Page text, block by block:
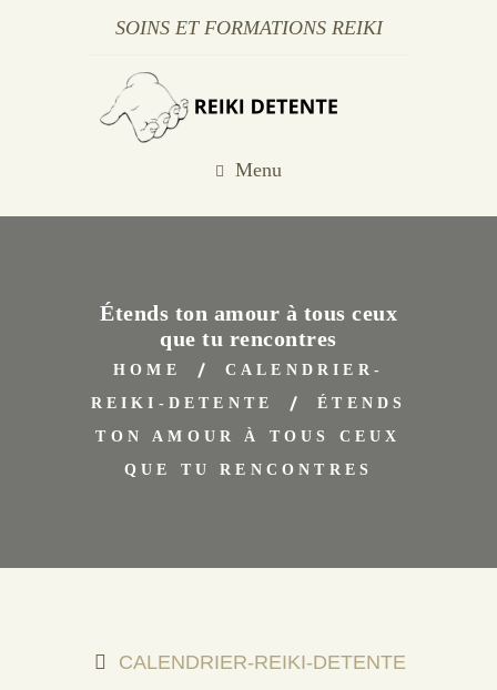
SOINS ET FORMATIONS REIKI
Menu
Étends ton amour à tous ceux
que tu rencontres
HOME
CALENDRIER-
REIKI-DETENTE
ÉTENDS
TON AMOUR À TOUS CEUX
QUE TU RENCONTRES
CALENDRIER-REIKI-DETENTE